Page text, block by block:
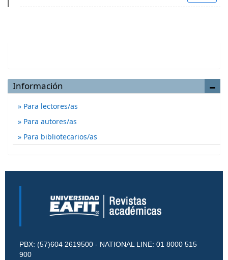
Información
Para lectores/as
Para autores/as
Para bibliotecarios/as
PBX: (57)604 2619500 - NATIONAL LINE: 01 8000 515
900